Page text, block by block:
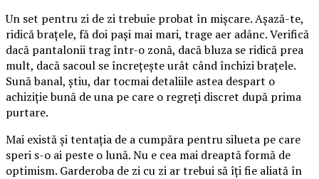
Un set pentru zi de zi trebuie probat în mișcare. Așază-te,
ridică brațele, fă doi pași mai mari, trage aer adânc. Verifică
dacă pantalonii trag într-o zonă, dacă bluza se ridică prea
mult, dacă sacoul se încrețește urât când închizi brațele.
Sună banal, știu, dar tocmai detaliile astea despart o
achiziție bună de una pe care o regreți discret după prima
purtare.
Mai există și tentația de a cumpăra pentru silueta pe care
speri s-o ai peste o lună. Nu e cea mai dreaptă formă de
optimism. Garderoba de zi cu zi ar trebui să îți fie aliată în